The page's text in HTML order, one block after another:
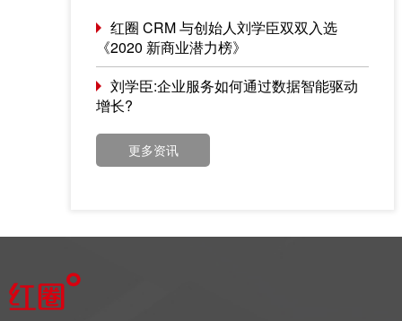
红圈 CRM 与创始人刘学臣双双入选
《2020 新商业潜力榜》
刘学臣:企业服务如何通过数据智能驱动
增长?
更多资讯